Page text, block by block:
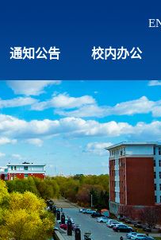
通知公告 校内办公